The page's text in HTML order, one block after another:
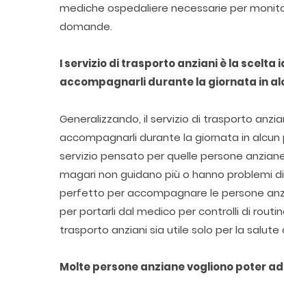
mediche ospedaliere necessarie per
domande.
I servizio di trasporto anziani è la scelta
accompagnarli durante la giornata in
Generalizzando, il servizio di trasporto
accompagnarli durante la giornata in
servizio pensato per quelle persone
magari non guidano più o hanno problemi
perfetto per accompagnare le persone
per portarli dal medico per controlli di
trasporto anziani sia utile solo per la
Molte persone anziane vogliono poter